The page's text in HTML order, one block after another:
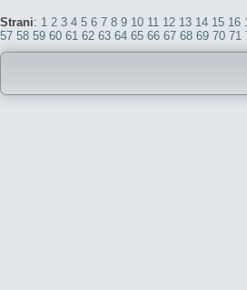
Strani: 1 2 3 4 5 6 7 8 9 10 11 12 13 14 15 16
57 58 59 60 61 62 63 64 65 66 67 68 69 70 71